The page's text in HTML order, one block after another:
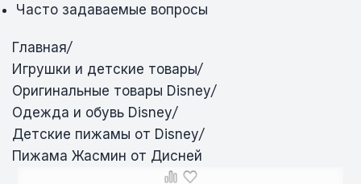
Часто задаваемые вопросы
Главная/
Игрушки и детские товары/
Оригинальные товары Disney/
Одежда и обувь Disney/
Детские пижамы от Disney/
Пижама Жасмин от Дисней